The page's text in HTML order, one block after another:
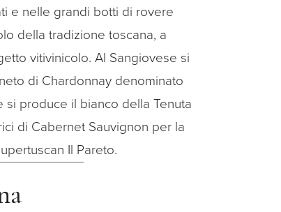
e nelle grandi botti di rovere
della tradizione toscana, a
vitivinicolo. Al Sangiovese si
di Chardonnay denominato
si produce il bianco della Tenuta
di Cabernet Sauvignon per la
Il Pareto.